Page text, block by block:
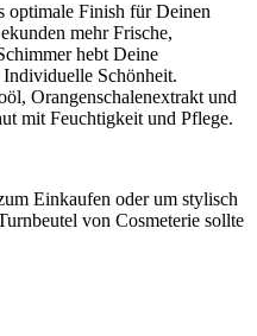
optimale Finish für Deinen
mehr Frische,
hebt Deine
Schönheit.
Orangenschalenextrakt und
mit Feuchtigkeit und Pflege.
Einkaufen oder um stylisch
von Cosmeterie sollte